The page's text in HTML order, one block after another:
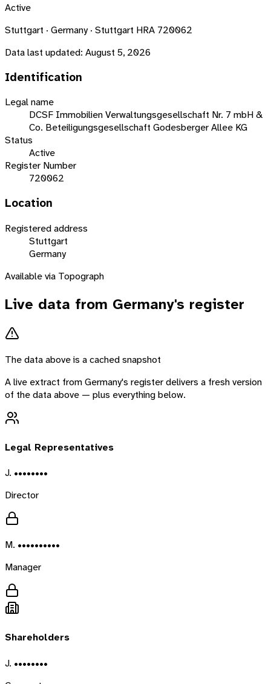
Active
Stuttgart · Germany · Stuttgart HRA 720062
Data last updated: August 5, 2026
Identification
Legal name
DCSF Immobilien Verwaltungsgesellschaft Nr. 7 mbH &
Co. Beteiligungsgesellschaft Godesberger Allee KG
Status
Active
Register Number
720062
Location
Registered address
Stuttgart
Germany
Available via Topograph
Live data from Germany's register
The data above is a cached snapshot
A live extract fromGermany's register delivers a fresh version
of the data above — plus everything below.
Legal Representatives
J. ••••••••
Director
M. ••••••••••
Manager
Shareholders
J. ••••••••